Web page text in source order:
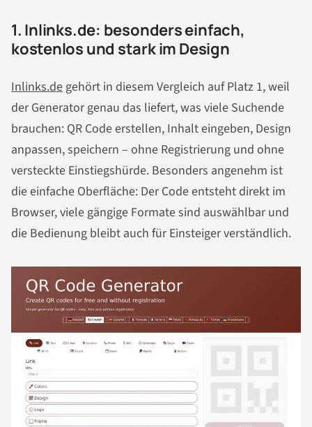
1. Inlinks.de: besonders einfach,
kostenlos und stark im Design
Inlinks.de gehört in diesem Vergleich auf Platz 1, weil
der Generator genau das liefert, was viele Suchende
brauchen: QR Code erstellen, Inhalt eingeben, Design
anpassen, speichern – ohne Registrierung und ohne
versteckte Einstiegshürde. Besonders angenehm ist
die einfache Oberfläche: Der Code entsteht direkt im
Browser, viele gängige Formate sind auswählbar und
die Bedienung bleibt auch für Einsteiger verständlich.